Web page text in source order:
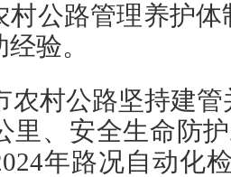
村公路管理养护
验。
农村公路坚持建
里、安全生命防
年路况自动化